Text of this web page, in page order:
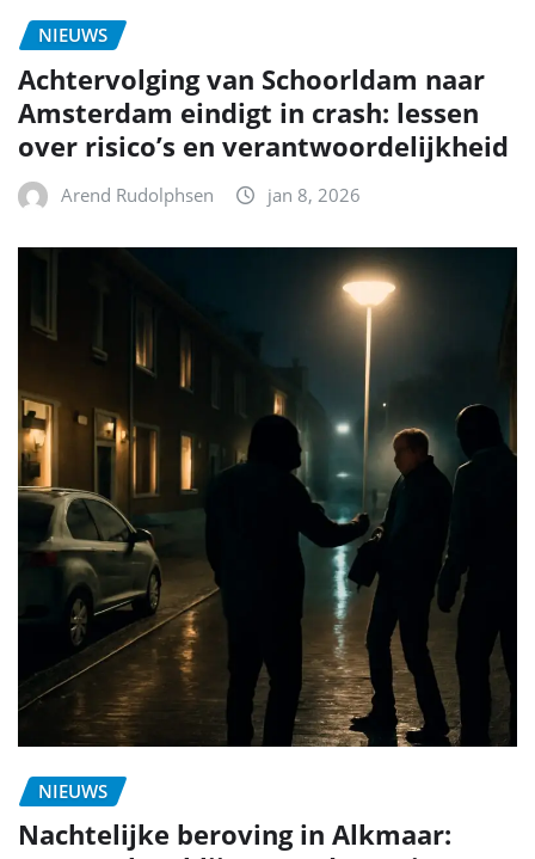
NIEUWS
Achtervolging van Schoorldam naar
Amsterdam eindigt in crash: lessen
over risico’s en verantwoordelijkheid
Arend Rudolphsen jan 8, 2026
NIEUWS
Nachtelijke beroving in Alkmaar: